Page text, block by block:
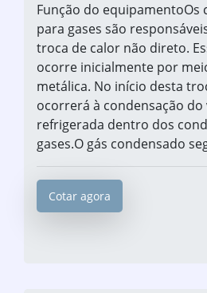
Função do equipamentoOs
para gases são
troca de calor não direto.
ocorre inicialmente por
metálica. No início desta
ocorrerá à condensação do
refrigerada dentro dos
gases.O gás condensado
Cotar agora